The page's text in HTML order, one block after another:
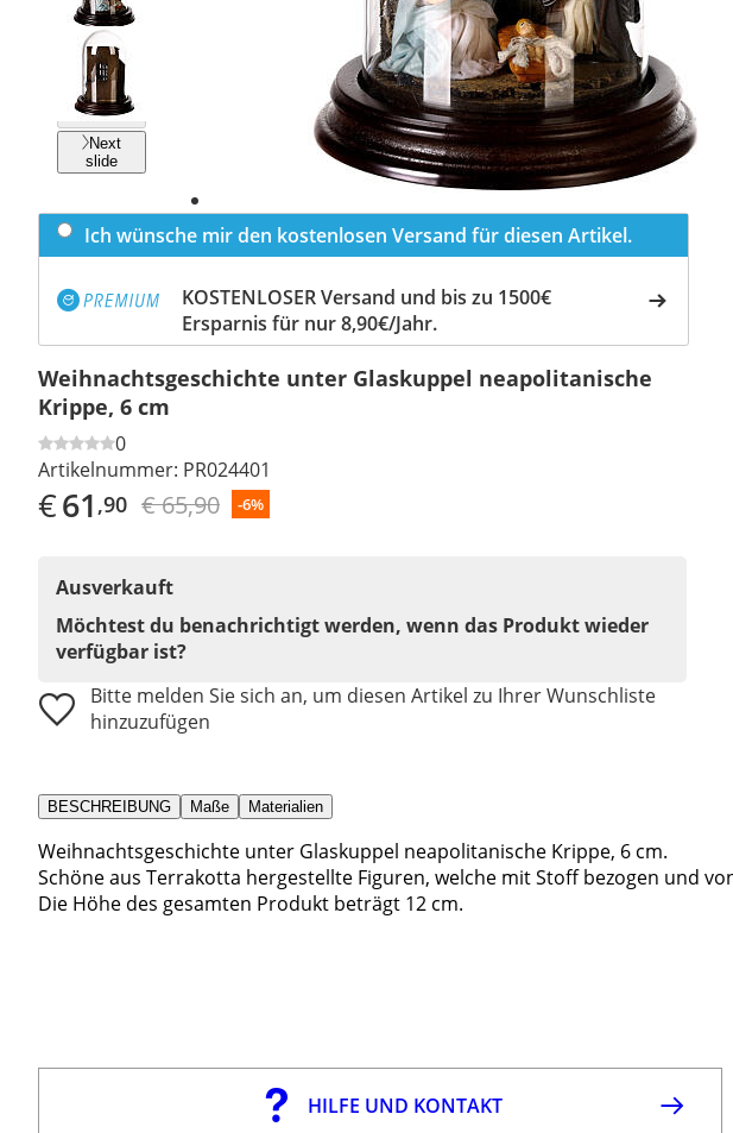
Previous
slide
Next
slide
Ich wünsche mir den kostenlosen Versand für diesen Artikel.
KOSTENLOSER Versand und bis zu 1500€
Ersparnis für nur 8,90€/Jahr.
Weihnachtsgeschichte unter Glaskuppel neapolitanische
Krippe, 6 cm
0
Artikelnummer: PR024401
€61 ,90 € 65,90 -6%
Ausverkauft
Möchtest du benachrichtigt werden, wenn das Produkt wieder
verfügbar ist?
Bitte melden Sie sich an, um diesen Artikel zu Ihrer Wunschliste
hinzuzufügen
BESCHREIBUNG Maße Materialien
Weihnachtsgeschichte unter Glaskuppel neapolitanische Krippe, 6 cm.
Schöne aus Terrakotta hergestellte Figuren, welche mit Stoff bezogen und
Die Höhe des gesamten Produkt beträgt 12 cm.
HILFE UND KONTAKT